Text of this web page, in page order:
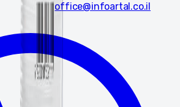
office@infoartal.co.il